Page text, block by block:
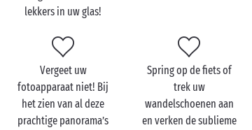
en plezier in de mooiste streken van Frankrijk.
olympisch zwembad … Ideaal om met uw kinderen
een leuke tijd te beleven terwijl u perfect in vorm
lekkers in uw glas!
Vergeet uw
fotoapparaat niet! Bij
het zien van al deze
prachtige panorama’s
Spring op de fiets of
trek uw
wandelschoenen aan
en verken de sublieme